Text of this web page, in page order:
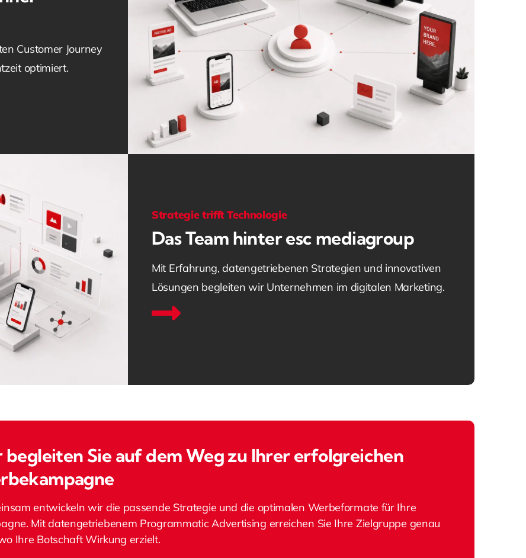
Customer Journey
optimiert.
Strategie trifft Technologie
Das Team hinter esc mediagroup
Mit Erfahrung, datengetriebenen Strategien und innovativen
Lösungen begleiten wir Unternehmen im digitalen Marketing.
begleiten Sie auf dem Weg zu Ihrer erfolgreichen
entwickeln wir die passende Strategie und die optimalen Werbeformate für Ihre
Mit datengetriebenem Programmatic Advertising erreichen Sie Ihre Zielgruppe genau
Ihre Botschaft Wirkung erzielt.